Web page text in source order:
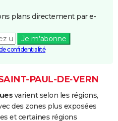
plans directement par e-
Je m'abonne
confidentialité
PAUL-DE-VERN
varient selon les régions,
des zones plus exposées
et certaines régions